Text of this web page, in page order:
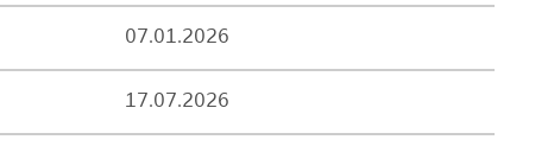
07.01.2026
17.07.2026